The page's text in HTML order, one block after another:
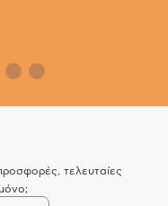
τελευταίες